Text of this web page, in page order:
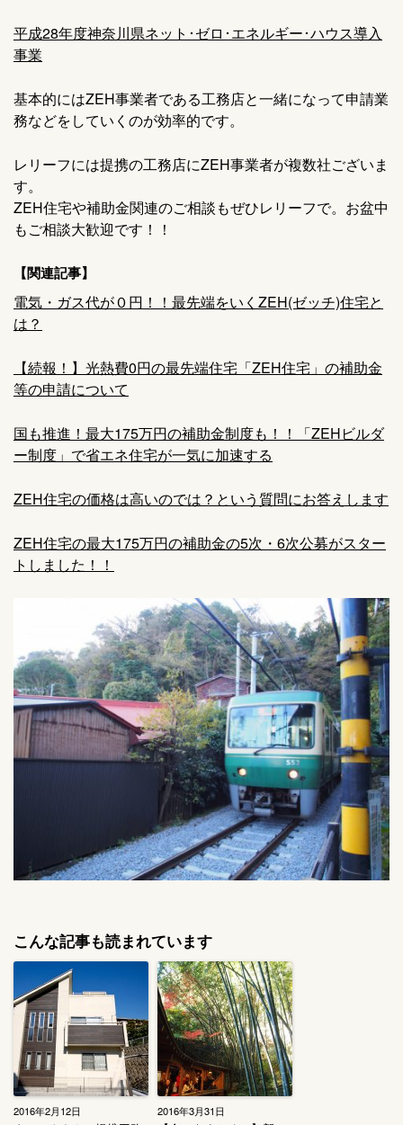
平成28年度神奈川県ネット･ゼロ･エネルギー･ハウス導入
事業
基本的にはZEH事業者である工務店と一緒になって申請業
務などをしていくのが効率的です。
レリーフには提携の工務店にZEH事業者が複数社ございま
す。
ZEH住宅や補助金関連のご相談もぜひレリーフで。お盆中
もご相談大歓迎です！！
【関連記事】
電気・ガス代が０円！！最先端をいくZEH(ゼッチ)住宅と
は？
【続報！】光熱費0円の最先端住宅「ZEH住宅」の補助金
等の申請について
国も推進！最大175万円の補助金制度も！！「ZEHビルダ
ー制度」で省エネ住宅が一気に加速する
ZEH住宅の価格は高いのでは？という質問にお答えします
ZEH住宅の最大175万円の補助金の5次・6次公募がスター
トしました！！
こんな記事も読まれています
2016年2月12日 2016年3月31日